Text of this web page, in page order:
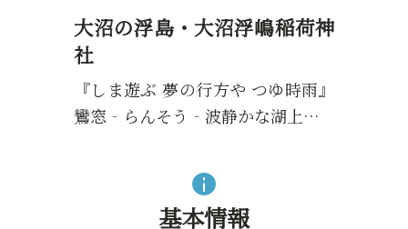
大沼の浮島・大沼浮嶋稲荷神
社
『しま遊ぶ 夢の行方や つゆ時雨』
鸞窓‐らんそう‐波静かな湖上…
基本情報